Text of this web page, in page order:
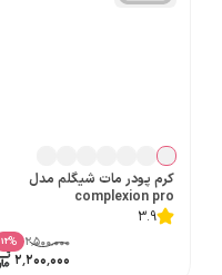
کرم پودر مات شیگلم مدل
complexion pro
3.9
۲٬۵۰۰٬۰۰۰ %
12
۲٬۲۰۰٬۰۰۰